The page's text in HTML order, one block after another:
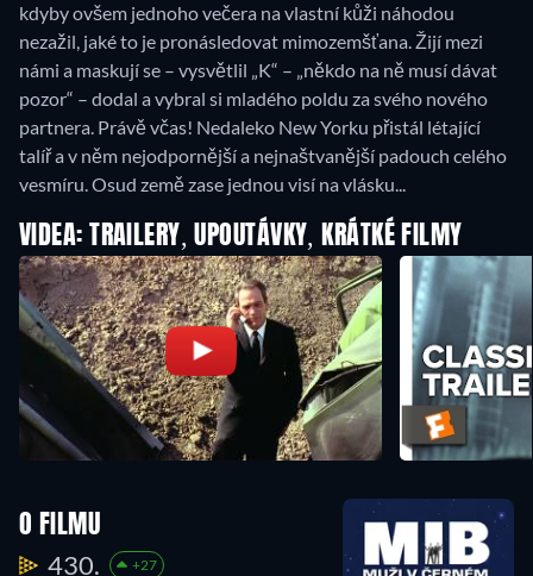
kdyby ovšem jednoho večera na vlastní kůži náhodou
nezažil, jaké to je pronásledovat mimozemšťana. Žijí mezi
námi a maskují se – vysvětlil „K“ – „někdo na ně musí dávat
pozor“ – dodal a vybral si mladého poldu za svého nového
partnera. Právě včas! Nedaleko New Yorku přistál létající
talíř a v něm nejodpornější a nejnaštvanější padouch celého
vesmíru. Osud země zase jednou visí na vlásku...
VIDEA: TRAILERY, UPOUTÁVKY, KRÁTKÉ FILMY
O FILMU
430. +27